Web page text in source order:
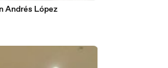
Andrés López